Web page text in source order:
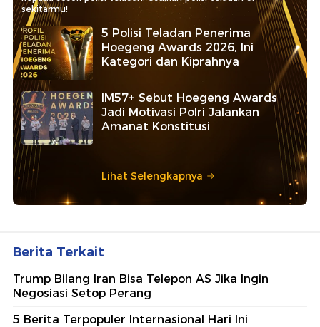
sekitarmu!
5 Polisi Teladan Penerima
Hoegeng Awards 2026, Ini
Kategori dan Kiprahnya
IM57+ Sebut Hoegeng Awards
Jadi Motivasi Polri Jalankan
Amanat Konstitusi
Lihat Selengkapnya
Berita Terkait
Trump Bilang Iran Bisa Telepon AS Jika Ingin
Negosiasi Setop Perang
5 Berita Terpopuler Internasional Hari Ini